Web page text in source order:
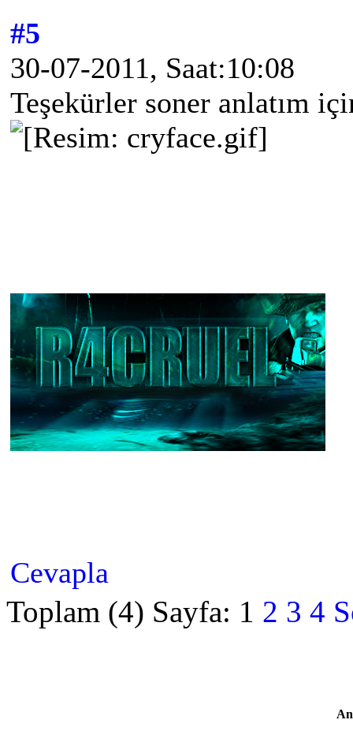
#5
30-07-2011, Saat:10:08
Teşekürler soner anlatım
Cevapla
Toplam (4) Sayfa: 1 2 3 4